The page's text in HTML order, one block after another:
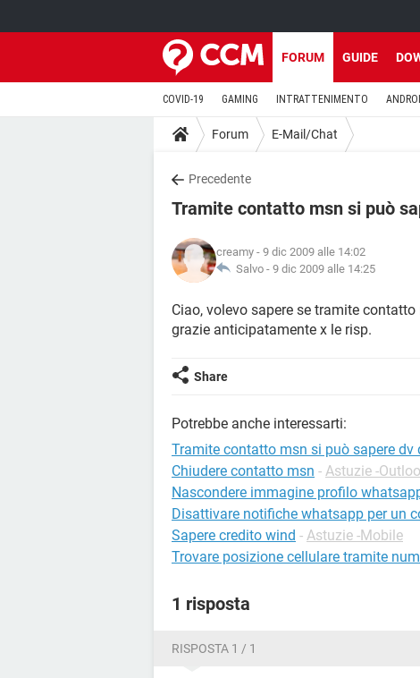
FORUM GUIDE
COVID-19 GAMING INTRATTENIMENTO
Forum E-Mail/Chat
Precedente
Tramite contatto msn si può
creamy - 9 dic 2009 alle 14:02
Salvo - 9 dic 2009 alle 14:25
Ciao, volevo sapere se tramite
grazie anticipatamente x le risp.
Share
Potrebbe anche interessarti:
Tramite contatto msn si può sapere dv
Chiudere contatto msn - Astuzie -
Nascondere immagine profilo
Disattivare notifiche whatsapp per un
Sapere credito wind - Astuzie -Mobile
Trovare posizione cellulare tramite
1 risposta
RISPOSTA 1 / 1